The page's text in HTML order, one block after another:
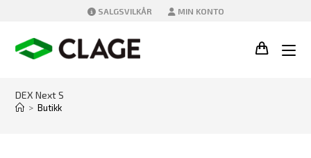
SALGSVILKÅR MIN KONTO
DEX Next S
> Butikk